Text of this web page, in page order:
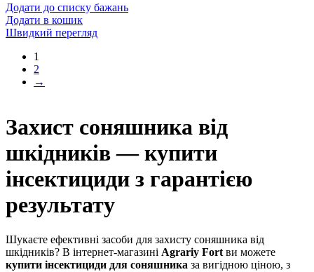
Захист соняшника від
шкідників — купити
інсектициди з гарантією
результату
Шукаєте ефективні засоби для захисту соняшника від
шкідників? В інтернет-магазині Agrariy Fort ви можете
купити інсектициди для соняшника за вигідною ціною, з
Додати до списку бажань
Додати в кошик
Швидкий перегляд
1
2
→